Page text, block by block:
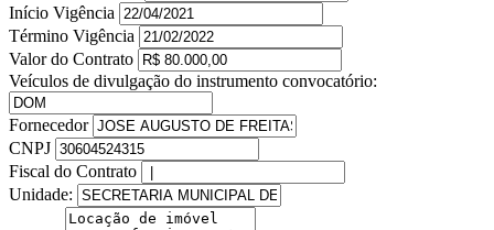
Início Vigência
Término Vigência
Valor do Contrato
Veículos de divulgação do instrumento convocatório:
Fornecedor
CNPJ
Fiscal do Contrato
Unidade: